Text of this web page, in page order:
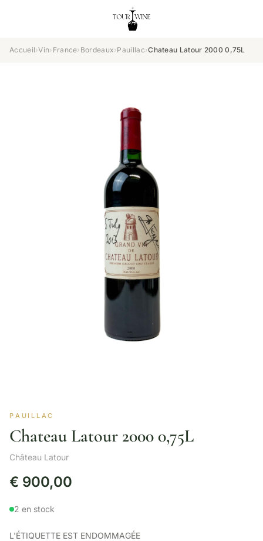
Accueil›Vin› France› Bordeaux›Pauillac›Chateau Latour 2000 0,75L
PAUILLAC
Chateau Latour 2000 0,75L
Château Latour
€ 900,00
2 en stock
L'ÉTIQUETTE EST ENDOMMAGÉE